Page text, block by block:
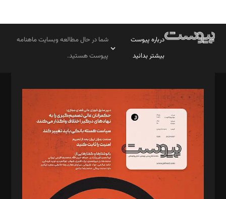
درباره پیوست
بیشتر بدانید
شما در حال مطالعه وبسایت ماهنامه
پیوست هستید.
مدیر مسئول: محمدباقر اثنی‌عشری
سردبیر: مهرک محمودی
دبیر تحریریه: میثم قاسمی
د‌بیر ناداستان: سمانه سمیع
د‌بیر خدمت و تجارت: ابوالفضل رجبی
د‌بیر حقوق فناوری: حسام‌الدین ایپکچی
د‌بیر پیوست جهان: مینا پاکدل
د‌بیر تحریریه آنلاین: بابک نقاش